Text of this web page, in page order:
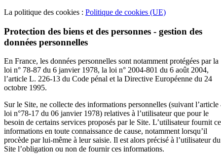
La politique des cookies : Politique de cookies (UE)
Protection des biens et des personnes - gestion des
données personnelles
En France, les données personnelles sont notamment protégées par la
loi n° 78-87 du 6 janvier 1978, la loi n° 2004-801 du 6 août 2004,
l’article L. 226-13 du Code pénal et la Directive Européenne du 24
octobre 1995.
Sur le Site, ne collecte des informations personnelles (suivant l’article
loi n°78-17 du 06 janvier 1978) relatives à l’utilisateur que pour le
besoin de certains services proposés par le Site. L’utilisateur fournit
informations en toute connaissance de cause, notamment lorsqu’il
procède par lui-même à leur saisie. Il est alors précisé à l’utilisateur du
Site l’obligation ou non de fournir ces informations.